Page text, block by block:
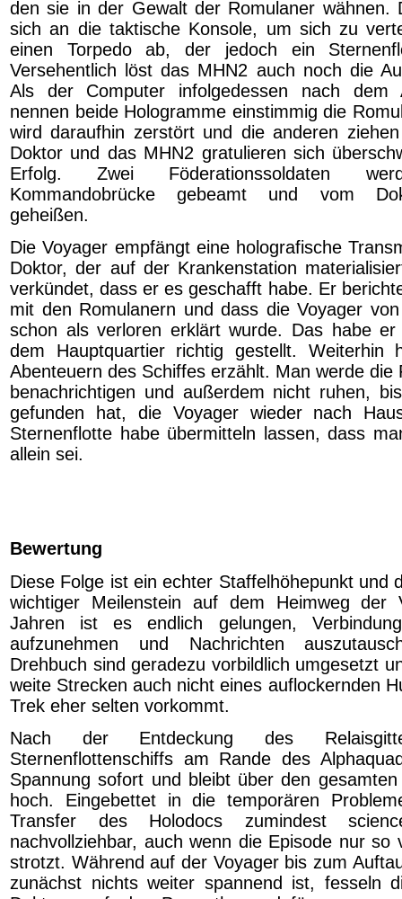
den sie in der Gewalt der Romulaner wähnen.
sich an die taktische Konsole, um sich zu
einen Torpedo ab, der jedoch ein
Versehentlich löst das MHN2 auch noch die
Als der Computer infolgedessen nach dem
nennen beide Hologramme einstimmig die
wird daraufhin zerstört und die anderen
Doktor und das MHN2 gratulieren sich
Erfolg. Zwei Föderationssoldaten
Kommandobrücke gebeamt und vom
geheißen.
Die Voyager empfängt eine holografische
Doktor, der auf der Krankenstation
verkündet, dass er es geschafft habe. Er
mit den Romulanern und dass die Voyager
schon als verloren erklärt wurde. Das habe
dem Hauptquartier richtig gestellt. Weiterhin
Abenteuern des Schiffes erzählt. Man werde die
benachrichtigen und außerdem nicht ruhen,
gefunden hat, die Voyager wieder nach
Sternenflotte habe übermitteln lassen, dass
allein sei.
Bewertung
Diese Folge ist ein echter Staffelhöhepunkt und
wichtiger Meilenstein auf dem Heimweg der
Jahren ist es endlich gelungen,
aufzunehmen und Nachrichten
Drehbuch sind geradezu vorbildlich umgesetzt
weite Strecken auch nicht eines auflockernden
Trek eher selten vorkommt.
Nach der Entdeckung des
Sternenflottenschiffs am Rande des
Spannung sofort und bleibt über den gesamten
hoch. Eingebettet in die temporären
Transfer des Holodocs zumindest
nachvollziehbar, auch wenn die Episode nur so
strotzt. Während auf der Voyager bis zum
zunächst nichts weiter spannend ist, fesseln